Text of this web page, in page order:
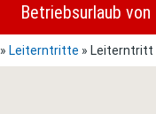
Betriebsurlaub
» Leiterntritte » Leiterntritt